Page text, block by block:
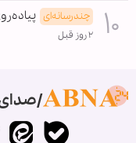
چندرسانه‌ای
۲ روز قبل